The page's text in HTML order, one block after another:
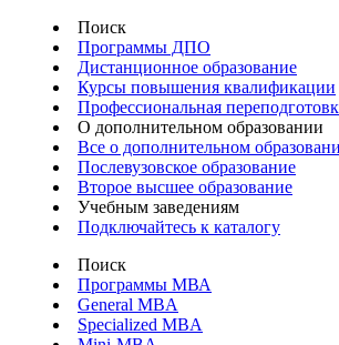
Поиск
Программы ДПО
Дистанционное образование
Курсы повышения квалификации
Профессиональная
О дополнительном образовании
Все о дополнительном
Послевузовское образование
Второе высшее образование
Учебным заведениям
Подключайтесь к каталогу
Поиск
Программы МВА
General MBA
Specialized MBA